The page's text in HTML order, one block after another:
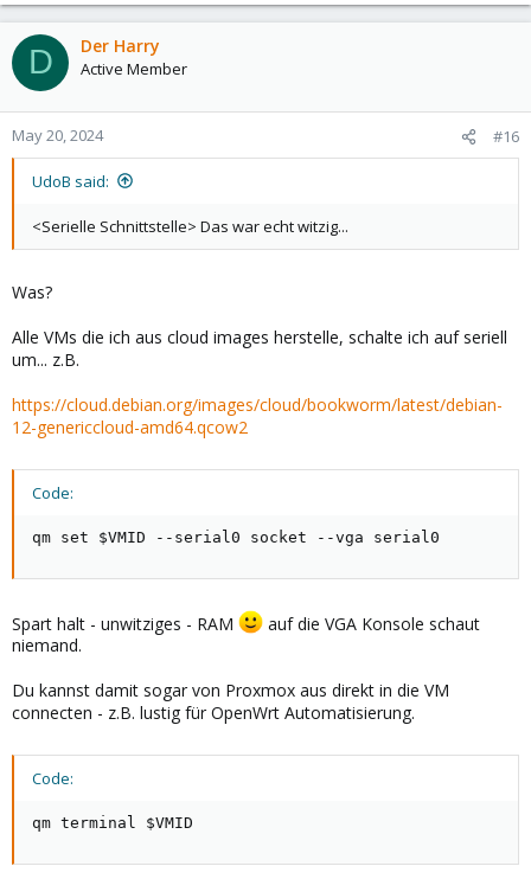
D Der Harry
Active Member
May 20, 2024 #16
UdoB said:
<Serielle Schnittstelle> Das war echt witzig...
Was?
Alle VMs die ich aus cloud images herstelle, schalte ich auf seriell
um... z.B.
https://cloud.debian.org/images/cloud/bookworm/latest/debian-
12-genericcloud-amd64.qcow2
Code:
qm set $VMID --serial0 socket --vga serial0
Spart halt - unwitziges - RAM
auf die VGA Konsole schaut
niemand.
Du kannst damit sogar von Proxmox aus direkt in die VM
connecten - z.B. lustig für OpenWrt Automatisierung.
Code:
qm terminal $VMID